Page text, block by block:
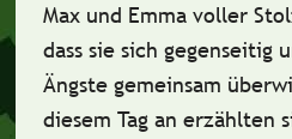
Max und Emma voller
dass sie sich gegenseitig
Ängste gemeinsam
diesem Tag an erzählten